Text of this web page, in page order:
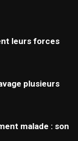
leurs forces
plusieurs
malade : son